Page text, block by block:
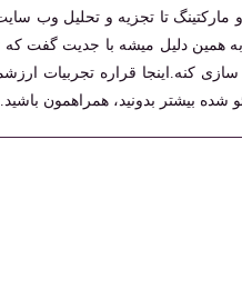
مارکتینگ تا تجزیه و تحلیل وب
دلیل میشه با جدیت گفت که
کنه.اینجا قراره تجربیات
بیشتر بدونید، همراهمون باشید.